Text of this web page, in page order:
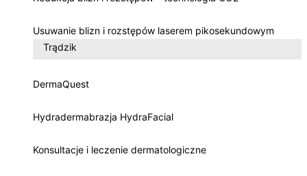
Usuwanie blizn i rozstępów laserem pikosekundowym
Trądzik
DermaQuest
Hydradermabrazja HydraFacial
Konsultacje i leczenie dermatologiczne